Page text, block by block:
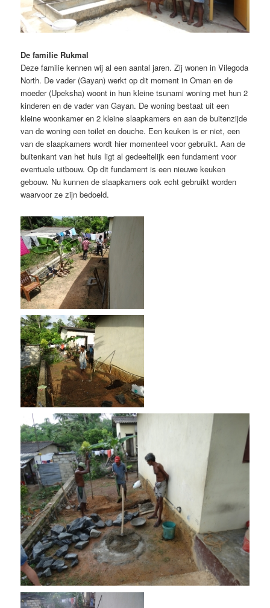
De familie Rukmal
Deze familie kennen wij al een aantal jaren. Zij wonen in Vilegoda
North. De vader (Gayan) werkt op dit moment in Oman en de
moeder (Upeksha) woont in hun kleine tsunami woning met hun 2
kinderen en de vader van Gayan. De woning bestaat uit een
kleine woonkamer en 2 kleine slaapkamers en aan de buitenzijde
van de woning een toilet en douche. Een keuken is er niet, een
van de slaapkamers wordt hier momenteel voor gebruikt. Aan de
buitenkant van het huis ligt al gedeeltelijk een fundament voor
eventuele uitbouw. Op dit fundament is een nieuwe keuken
gebouw. Nu kunnen de slaapkamers ook echt gebruikt worden
waarvoor ze zijn bedoeld.